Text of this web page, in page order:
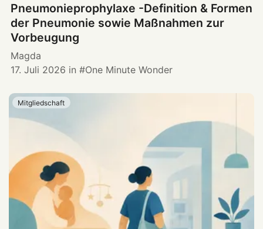
Pneumonieprophylaxe -Definition & Formen
der Pneumonie sowie Maßnahmen zur
Vorbeugung
Magda
17. Juli 2026 in One Minute Wonder
Mitgliedschaft